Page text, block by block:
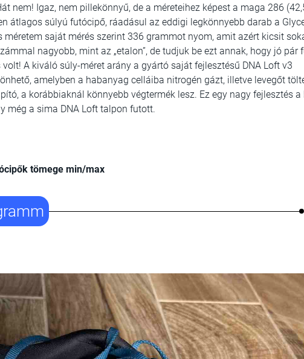
nem! Igaz, nem pillekönnyű, de a méreteihez képest a maga 286
átlagos súlyú futócipő, ráadásul az eddigi legkönnyebb darab a
méretem saját mérés szerint 336 grammot nyom, amit azért kicsit
nagyobb, mint az „etalon”, de tudjuk be ezt annak, hogy jó pár
A kiváló súly-méret arány a gyártó saját fejlesztésű DNA Loft v3
amelyben a habanyag celláiba nitrogén gázt, illetve levegőt
a korábbiaknál könnyebb végtermék lesz. Ez egy nagy fejlesztés a
még a sima DNA Loft talpon futott.
tömege min/max